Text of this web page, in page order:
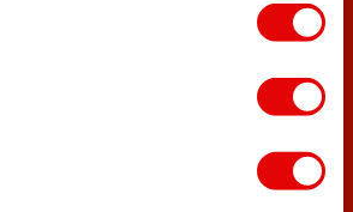
Kunden haben sich bereits
an und verpasse nie wieder